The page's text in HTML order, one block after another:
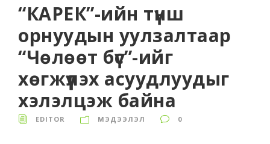
“КАРЕК”-ийн түнш
орнуудын уулзалтаар
“Чөлөөт бүс”-ийг
хөгжүүлэх асуудлуудыг
хэлэлцэж байна
EDITOR МЭДЭЭЛЭЛ 0